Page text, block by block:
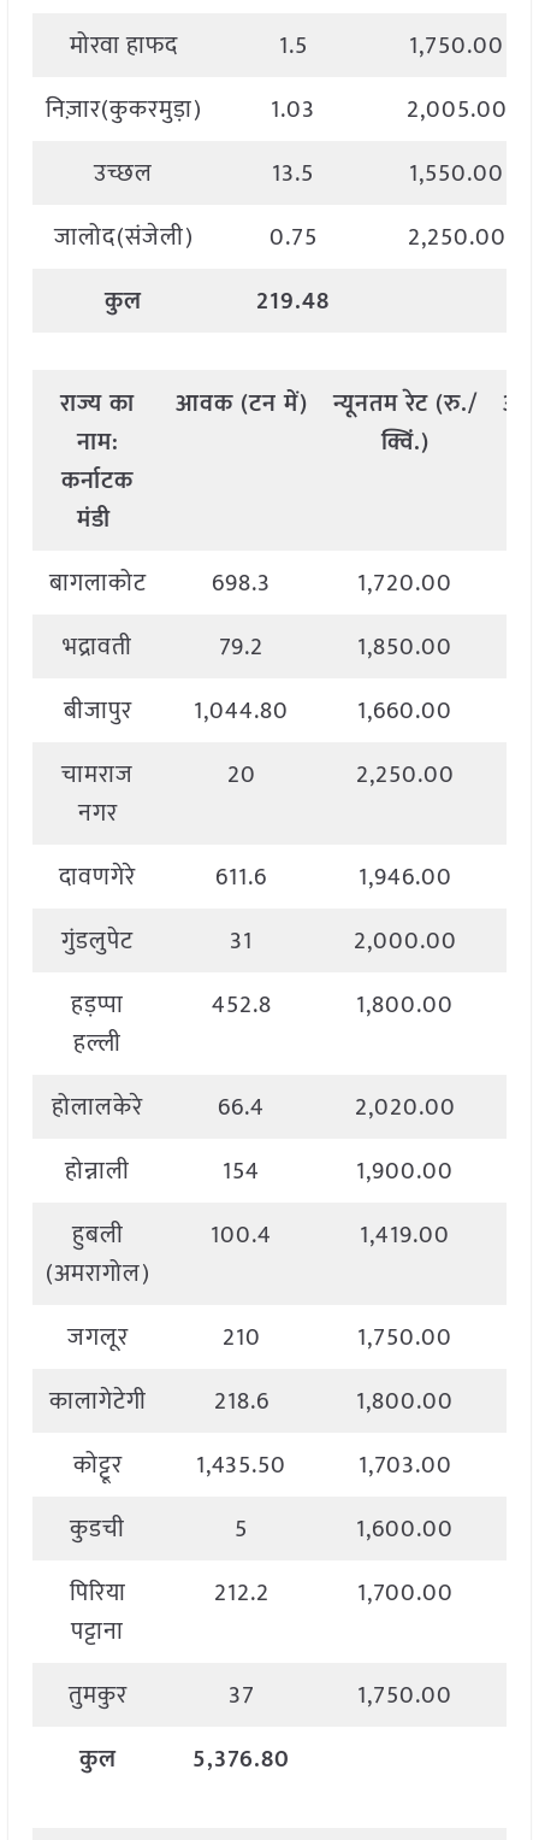
मोरवा हाफद
1.5
1,750.00
निज़ार(कुकरमुड़ा)
1.03
2,005.00
उच्छल
13.5
1,550.00
जालोद(संजेली)
0.75
2,250.00
कुल
219.48
राज्यका
नाम:
कर्नाटक
मंडी
आवक (टनमें) न्यूनतमरेट (रु./
क्विं.)
बागलाकोट 698.3
1,720.00
भद्रावती
79.2 1,850.00
बीजापुर
1,044.80 1,660.00
चामराज
नगर
20 2,250.00
दावणगेरे 611.6
1,946.00
गुंडलुपेट
31 2,000.00
हड़प्पा
हल्ली
452.8 1,800.00
होलालकेरे 66.4
2,020.00
होन्नाली
154 1,900.00
हुबली
(अमरागोल)
100.4 1,419.00
जगलूर 210 1,750.00
कालागेटेगी
218.6 1,800.00
कोट्टूर
1,435.50 1,703.00
कुडची
5 1,600.00
पिरिया
पट्टाना
212.2 1,700.00
तुमकुर 37 1,750.00
कुल
5,376.80